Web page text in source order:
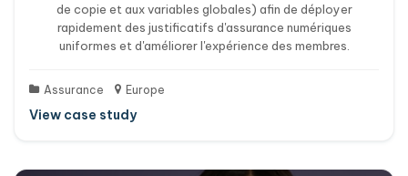
de copie et aux variables globales) afin de déployer
rapidement des justificatifs d'assurance numériques
uniformes et d'améliorer l'expérience des membres.
Assurance Europe
View case study